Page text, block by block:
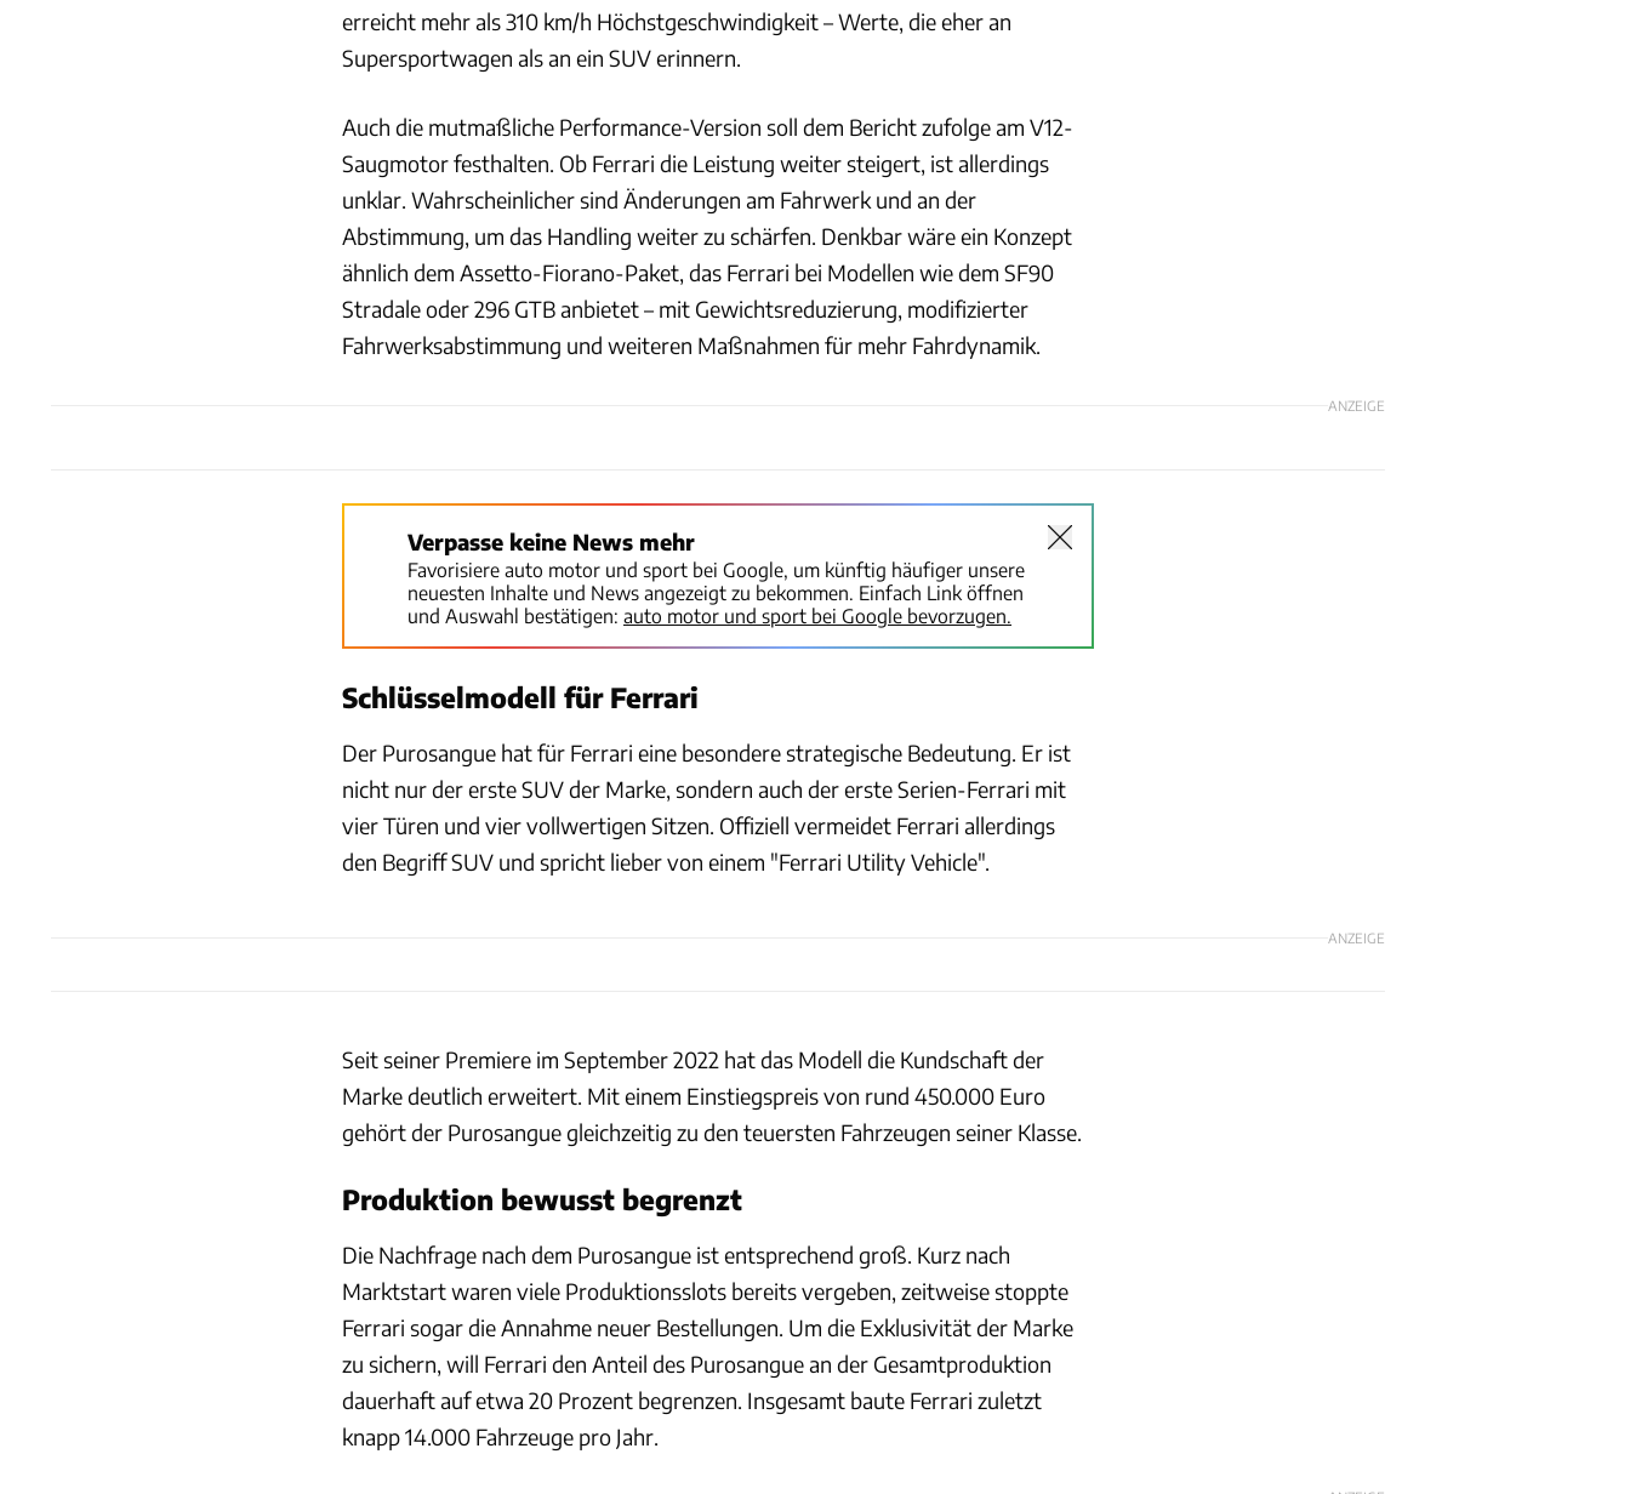
erreicht mehr als 310 km/h Höchstgeschwindigkeit – Werte, die eher an
Supersportwagen als an ein SUV erinnern.
Auch die mutmaßliche Performance-Version soll dem Bericht zufolge am V12-
Saugmotor festhalten. Ob Ferrari die Leistung weiter steigert, ist allerdings
unklar. Wahrscheinlicher sind Änderungen am Fahrwerk und an der
Abstimmung, um das Handling weiter zu schärfen. Denkbar wäre ein Konzept
ähnlich dem Assetto-Fiorano-Paket, das Ferrari bei Modellen wie dem SF90
Stradale oder 296 GTB anbietet – mit Gewichtsreduzierung, modifizierter
Fahrwerksabstimmung und weiteren Maßnahmen für mehr Fahrdynamik.
ANZEIGE
Verpasse keine News mehr
Favorisiere auto motor und sport bei Google, um künftig häufiger unsere
neuesten Inhalte und News angezeigt zu bekommen. Einfach Link öffnen
und Auswahl bestätigen: auto motor und sport bei Google bevorzugen.
Schlüsselmodell für Ferrari
Der Purosangue hat für Ferrari eine besondere strategische Bedeutung. Er ist
nicht nur der erste SUV der Marke, sondern auch der erste Serien-Ferrari mit
vier Türen und vier vollwertigen Sitzen. Offiziell vermeidet Ferrari allerdings
den Begriff SUV und spricht lieber von einem "Ferrari Utility Vehicle".
ANZEIGE
Seit seiner Premiere im September 2022 hat das Modell die Kundschaft der
Marke deutlich erweitert. Mit einem Einstiegspreis von rund 450.000 Euro
gehört der Purosangue gleichzeitig zu den teuersten Fahrzeugen seiner Klasse.
Produktion bewusst begrenzt
Die Nachfrage nach dem Purosangue ist entsprechend groß. Kurz nach
Marktstart waren viele Produktionsslots bereits vergeben, zeitweise stoppte
Ferrari sogar die Annahme neuer Bestellungen. Um die Exklusivität der Marke
zu sichern, will Ferrari den Anteil des Purosangue an der Gesamtproduktion
dauerhaft auf etwa 20 Prozent begrenzen. Insgesamt baute Ferrari zuletzt
knapp 14.000 Fahrzeuge pro Jahr.